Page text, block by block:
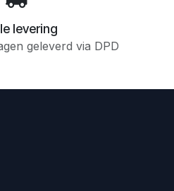
levering
geleverd via DPD